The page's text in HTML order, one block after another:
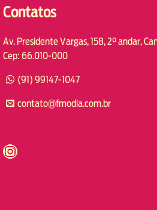
Contatos
Av. Presidente Vargas, 158, 2° andar,
Cep: 66.010-000
(91) 99147-1047
contato@fmodia.com.br
https://www.instagram.com/fmodia.cabofrio/